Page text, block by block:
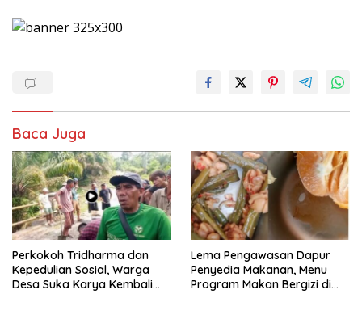
Baca Juga
Perkokoh Tridharma dan
Kepedulian Sosial, Warga
Desa Suka Karya Kembali
Lema Pengawasan Dapur
Penyedia Makanan, Menu
Program Makan Bergizi di